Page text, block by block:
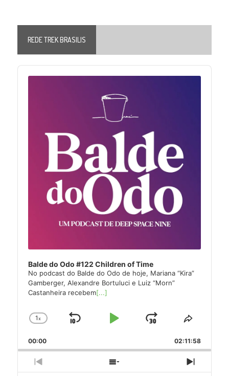
REDE TREK BRASILIS
Audio
Player
Balde do Odo #122 Children of Time
No podcast do Balde do Odo de hoje, Mariana “Kira”
Gamberger, Alexandre Bortuluci e Luiz “Morn”
Castanheira recebem[...]
Change
Rate
1x
Skip
Play
Jump
Forward
Share
Episode
00:00 02:11:58
Previous
Show
Next